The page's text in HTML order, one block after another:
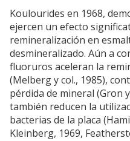
Koulourides en 1968,
ejercen un efecto
remineralización en
desmineralizado. Aún a
fluoruros aceleran la
(Melberg y col., 1985),
pérdida de mineral (Gron
también reducen la
bacterias de la placa
Kleinberg, 1969,